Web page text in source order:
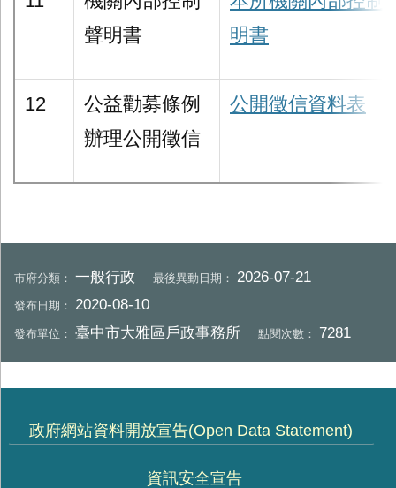
聲明書
明書
12
公益勸募條例
辦理公開徵信
公開徵信資料表
市府分類：一般行政 最後異動日期：2026-07-21
發布日期：2020-08-10
發布單位：臺中市大雅區戶政事務所 點閱次數： 7281
政府網站資料開放宣告(Open Data Statement)
資訊安全宣告